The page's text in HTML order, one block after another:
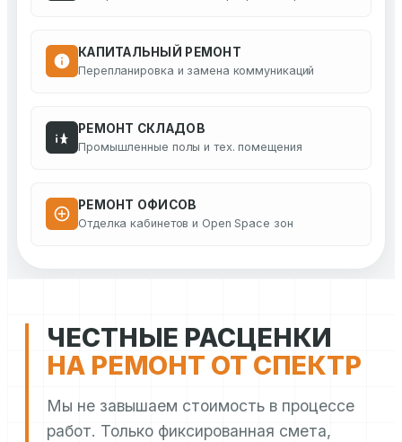
КАПИТАЛЬНЫЙ РЕМОНТ
Перепланировка и замена коммуникаций
РЕМОНТ СКЛАДОВ
Промышленные полы и тех. помещения
РЕМОНТ ОФИСОВ
Отделка кабинетов и Open Space зон
ЧЕСТНЫЕ РАСЦЕНКИ
НА РЕМОНТ ОТ СПЕКТР
Мы не завышаем стоимость в процессе
работ. Только фиксированная смета,